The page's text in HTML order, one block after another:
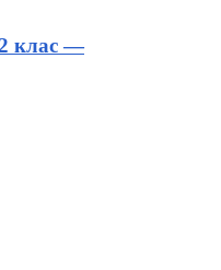
клас —